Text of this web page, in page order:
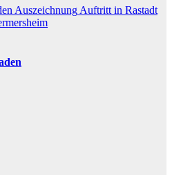
Auszeichnung Auftritt in Rastadt